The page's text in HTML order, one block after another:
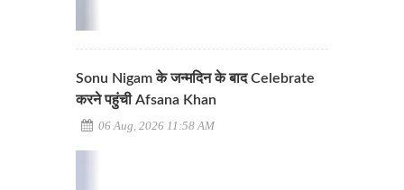
Sonu Nigam के जन्मदिन के बाद Celebrate
करने पहुंची Afsana Khan
06 Aug, 2026 11:58 AM